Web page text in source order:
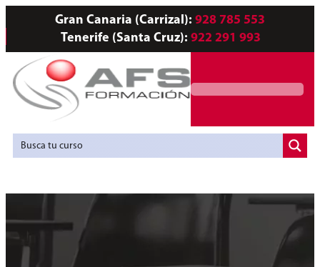
Gran Canaria (Carrizal): 928 785 553
Tenerife (Santa Cruz): 922 291 993